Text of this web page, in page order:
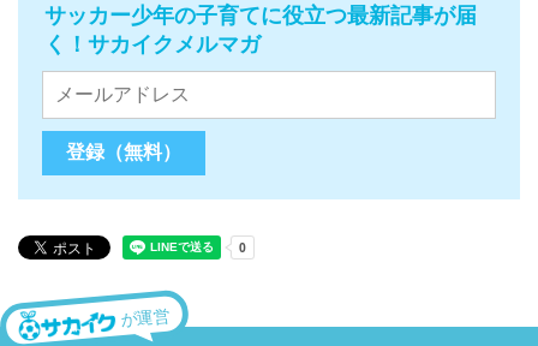
サッカー少年の子育てに役立つ最新記事が届
く！サカイクメルマガ
が運営